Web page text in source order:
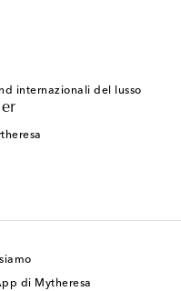
internazionali del lusso
di Mytheresa